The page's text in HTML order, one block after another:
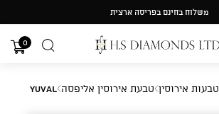
משלוח בחינם בפריסה ארצית
0
טבעות אירוסין טבעת אירוסין אליפסה Yuval